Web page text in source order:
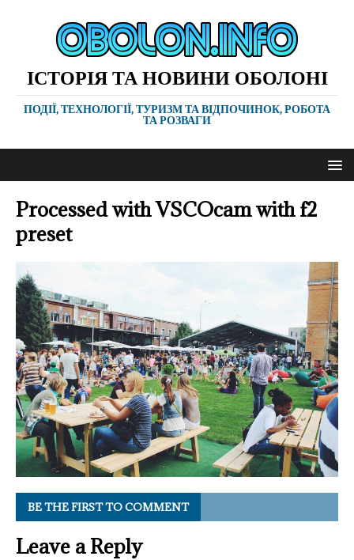
ІСТОРІЯ ТА НОВИНИ ОБОЛОНІ
ПОДІЇ, ТЕХНОЛОГІЇ, ТУРИЗМ ТА ВІДПОЧИНОК, РОБОТА
ТА РОЗВАГИ
Processed with VSCOcam with f2
preset
BE THE FIRST TO COMMENT
Leave a Reply